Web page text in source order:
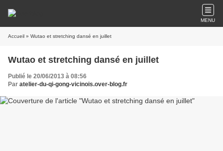
MENU
Accueil » Wutao et stretching dansé en juillet
Wutao et stretching dansé en juillet
Publié le 20/06/2013 à 08:56
Par atelier-du-qi-gong-vicinois.over-blog.fr